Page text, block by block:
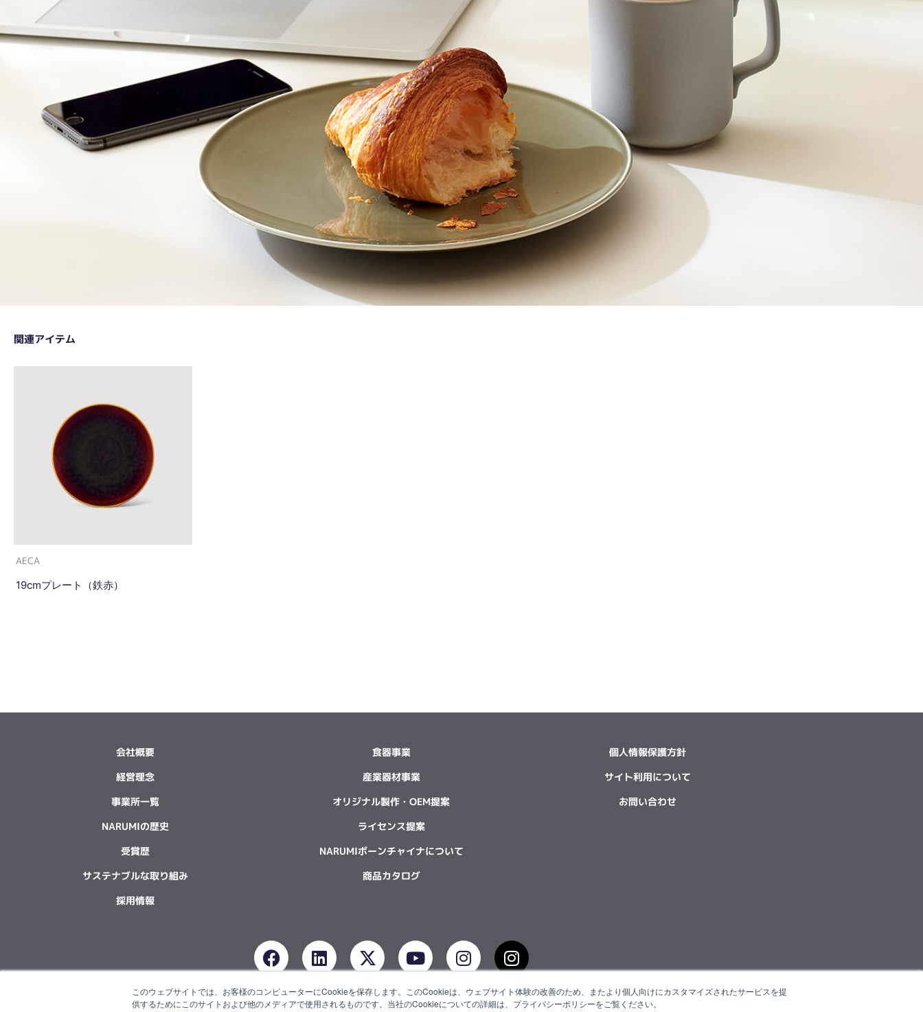
このウェブサイトでは、お客様のコンピューターにCookieを保存します。このCookieは、ウェブサイト体験の改善のため、またより個人向けにカスタマイズされたサービスを提
供するためにこのサイトおよび他のメディアで使用されるものです。当社のCookieについての詳細は、プライバシーポリシーをご覧ください。
関連アイテム
AECA
19cmプレート（鉄赤）
会社概要
経営理念
事業所一覧
NARUMIの歴史
受賞歴
サステナブルな取り組み
採用情報
食器事業
産業器材事業
オリジナル製作・OEM提案
ライセンス提案
NARUMIボーンチャイナについて
商品カタログ
個人情報保護方針
サイト利用について
お問い合わせ
F
a
c
e
L
i
k
X
-
t
w
Y
o
t
I
n
t
I
n
s
t